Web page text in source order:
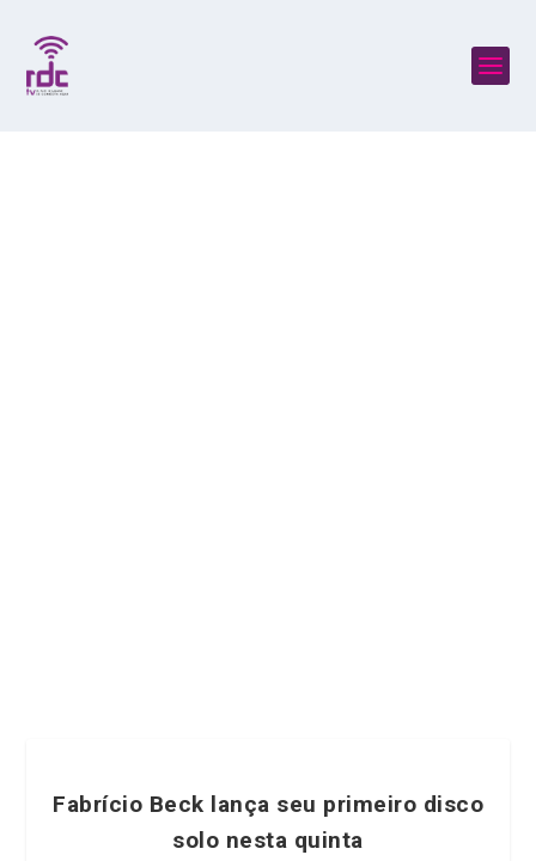
Fabrício Beck lança seu primeiro disco
solo nesta quinta